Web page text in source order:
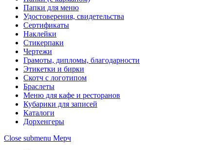
Папки для меню
Удостоверения, свидетельства
Сертификаты
Наклейки
Стикерпаки
Чертежи
Грамоты, дипломы, благодарности
Этикетки и бирки
Скотч с логотипом
Браслеты
Меню для кафе и ресторанов
Кубарики для записей
Каталоги
Дорхенгеры
Close submenu Мерч